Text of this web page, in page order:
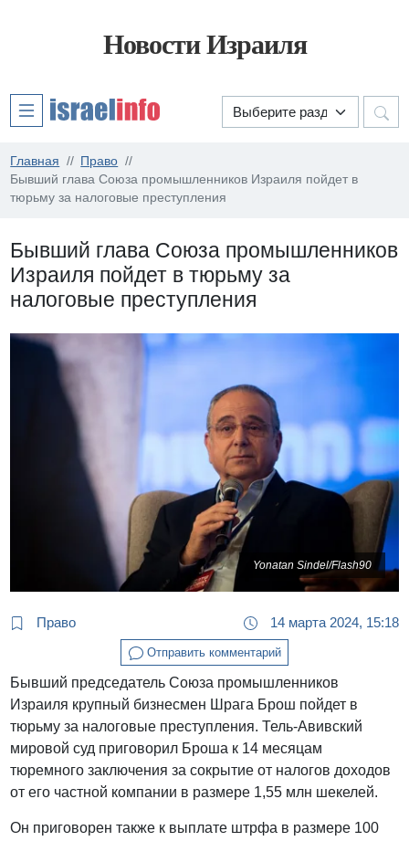
Новости Израиля
Главная
Право
Бывший глава Союза промышленников Израиля пойдет в
тюрьму за налоговые преступления
Бывший глава Союза промышленников
Израиля пойдет в тюрьму за
налоговые преступления
Yonatan Sindel/Flash90
Право 14 марта 2024, 15:18
Отправить комментарий
Бывший председатель Союза промышленников
Израиля крупный бизнесмен Шрага Брош пойдет в
тюрьму за налоговые преступления. Тель-Авивский
мировой суд приговорил Броша к 14 месяцам
тюремного заключения за сокрытие от налогов доходов
от его частной компании в размере 1,55 млн шекелей.
Он приговорен также к выплате штрфа в размере 100